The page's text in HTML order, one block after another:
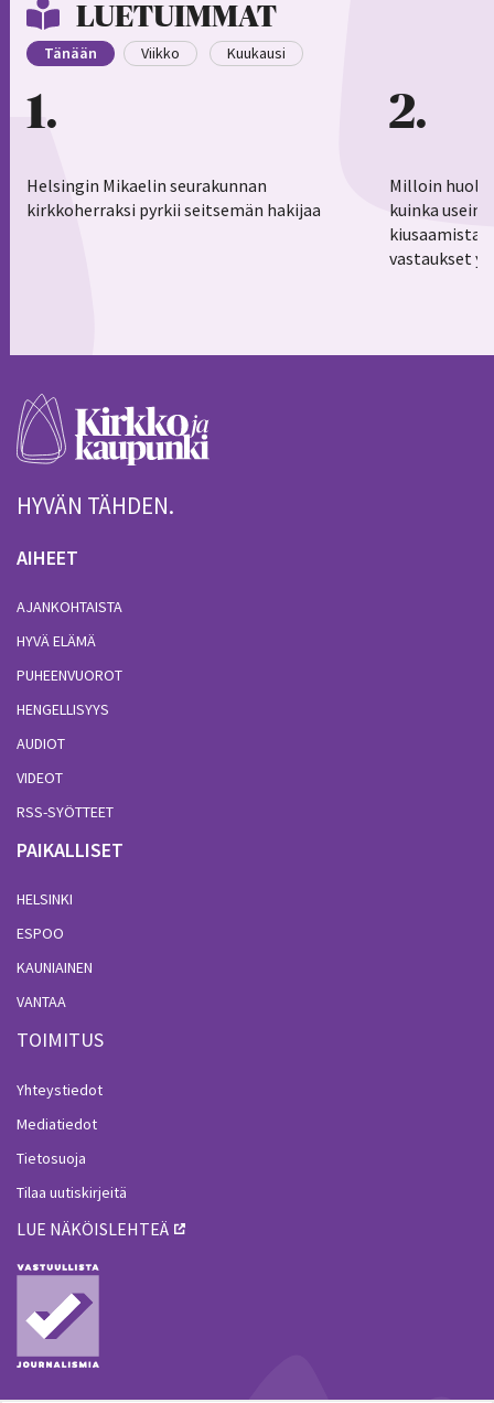
LUETUIMMAT
Tänään Viikko Kuukausi
1
Helsingin Mikaelin seurakunnan
kirkkoherraksi pyrkii seitsemän hakijaa
2
Milloin
kuinka usein
vastaukset
HYVÄN TÄHDEN.
AIHEET
AJANKOHTAISTA
HYVÄ ELÄMÄ
PUHEENVUOROT
HENGELLISYYS
AUDIOT
VIDEOT
RSS-SYÖTTEET
PAIKALLISET
HELSINKI
ESPOO
KAUNIAINEN
VANTAA
TOIMITUS
Yhteystiedot
Mediatiedot
Tietosuoja
Tilaa uutiskirjeitä
LUE NÄKÖISLEHTEÄ